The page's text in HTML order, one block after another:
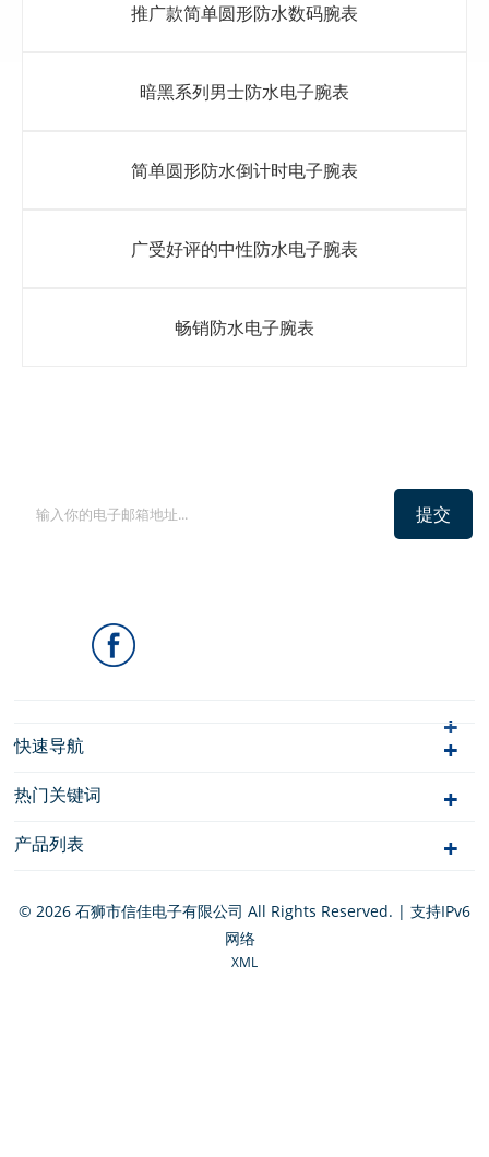
推广款简单圆形防水数码腕表
暗黑系列男士防水电子腕表
简单圆形防水倒计时电子腕表
广受好评的中性防水电子腕表
畅销防水电子腕表
提交
快速导航
热门关键词
产品列表
© 2026 石狮市信佳电子有限公司 All Rights Reserved. | 支持IPv6
网络
XML